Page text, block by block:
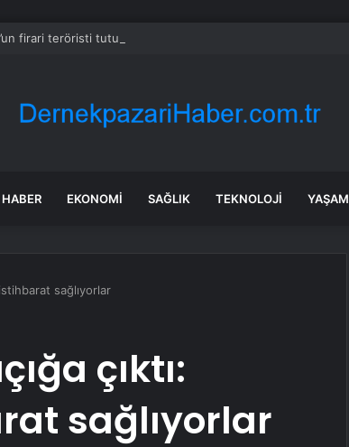
firari teröristi tutuklandı!
HABER EKONOMI SAĞLIK TEKNOLOJI YAŞAM
sağlıyorlar
çıktı:
sağlıyorlar